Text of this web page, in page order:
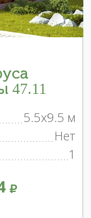
47.11
5.5x9.5 м
Нет
1